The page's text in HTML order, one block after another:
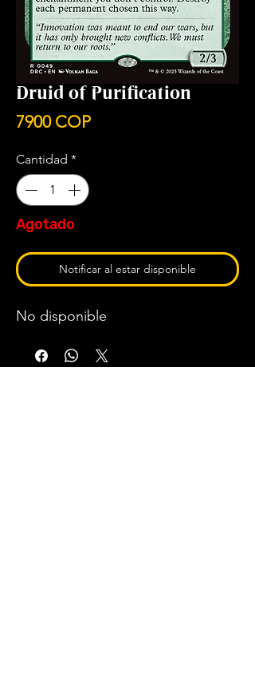
Druid of Purification
7900 COPPrecio
Cantidad *
Agotado
Notificar al estar disponible
No disponible